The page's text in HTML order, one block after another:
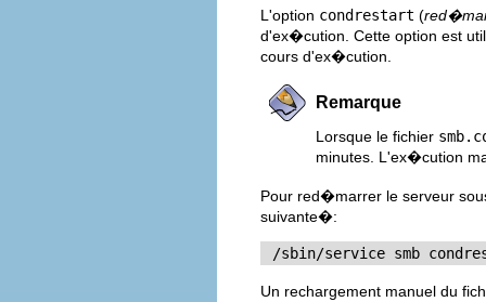
L'option condrestart (
d'ex�cution. Cette option est
cours d'ex�cution.
Remarque
Lorsque le fichier
minutes. L'ex�cution
Pour red�marrer le serveur
suivante�:
/sbin/service smb
Un rechargement manuel du